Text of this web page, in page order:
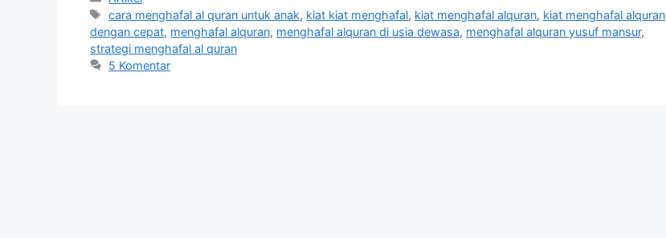
Tag
cara menghafal al quran untuk anak, kiat kiat menghafal, kiat menghafal alquran, kiat menghafal alquran
dengan cepat, menghafal alquran, menghafal alquran di usia dewasa, menghafal alquran yusuf mansur,
strategi menghafal al quran
5 Komentar